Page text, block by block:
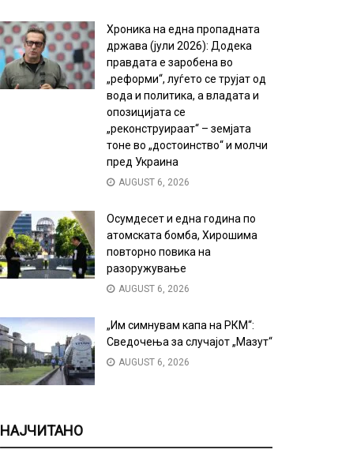
Хроника на една пропадната
држава (јули 2026): Додека
правдата е заробена во
„реформи“, луѓето се трујат од
вода и политика, а владата и
опозицијата се
„реконструираат“ – земјата
тоне во „достоинство“ и молчи
пред Украина
AUGUST 6, 2026
Осумдесет и една година по
атомската бомба, Хирошима
повторно повика на
разоружување
AUGUST 6, 2026
„Им симнувам капа на РКМ“:
Сведочења за случајот „Мазут“
AUGUST 6, 2026
НАЈЧИТАНО